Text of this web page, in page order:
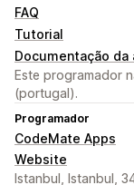
FAQ
Tutorial
Documentação da
Este programador
(portugal).
Programador
CodeMate Apps
Website
Istanbul, Istanbul,